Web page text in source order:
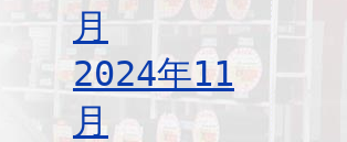
月
2024年11
月